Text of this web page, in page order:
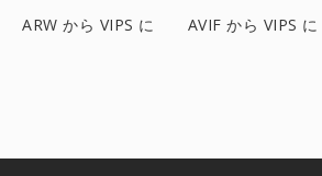
ARW から VIPS に AVIF から VIPS に